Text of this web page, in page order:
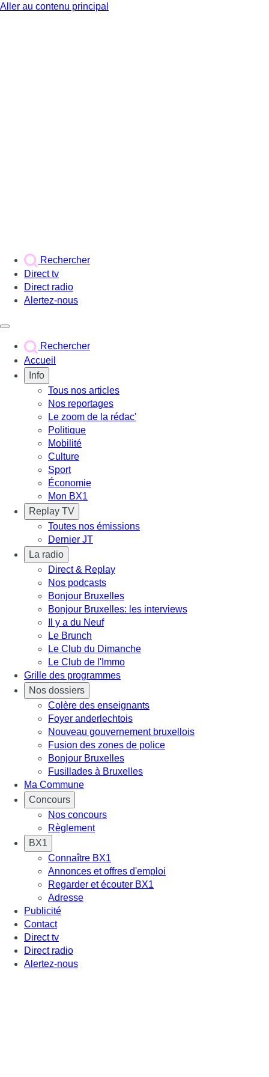
Aller au contenu principal
Rechercher
Direct tv
Direct radio
Alertez-nous
Rechercher
Accueil
Info
Tous nos articles
Nos reportages
Le zoom de la rédac'
Politique
Mobilité
Culture
Sport
Économie
Mon BX1
Replay TV
Toutes nos émissions
Dernier JT
La radio
Direct & Replay
Nos podcasts
Bonjour Bruxelles
Bonjour Bruxelles: les interviews
Il y a du Neuf
Le Brunch
Le Club du Dimanche
Le Club de l'Immo
Grille des programmes
Nos dossiers
Colère des enseignants
Foyer anderlechtois
Nouveau gouvernement bruxellois
Fusion des zones de police
Bonjour Bruxelles
Fusillades à Bruxelles
Ma Commune
Concours
Nos concours
Règlement
BX1
Connaître BX1
Annonces et offres d'emploi
Regarder et écouter BX1
Adresse
Publicité
Contact
Direct tv
Direct radio
Alertez-nous